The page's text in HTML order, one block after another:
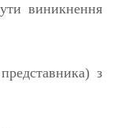
виникнення
з